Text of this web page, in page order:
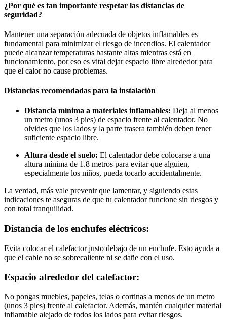
¿Por qué es tan importante respetar las distancias de
seguridad?
Mantener una separación adecuada de objetos inflamables es
fundamental para minimizar el riesgo de incendios. El calentador
puede alcanzar temperaturas bastante altas mientras está en
funcionamiento, por eso es vital dejar espacio libre alrededor para
que el calor no cause problemas.
Distancias recomendadas para la instalación
Distancia mínima a materiales inflamables: Deja al menos
un metro (unos 3 pies) de espacio frente al calentador. No
olvides que los lados y la parte trasera también deben tener
suficiente espacio libre.
Altura desde el suelo: El calentador debe colocarse a una
altura mínima de 1.8 metros para evitar que alguien,
especialmente los niños, pueda tocarlo accidentalmente.
La verdad, más vale prevenir que lamentar, y siguiendo estas
indicaciones te aseguras de que tu calentador funcione sin riesgos y
con total tranquilidad.
Distancia de los enchufes eléctricos:
Evita colocar el calefactor justo debajo de un enchufe. Esto ayuda a
que el cable no se sobrecaliente ni se dañe con el uso.
Espacio alrededor del calefactor:
No pongas muebles, papeles, telas o cortinas a menos de un metro
(unos 3 pies) frente al calefactor. Además, mantén cualquier material
inflamable alejado de todos los lados para evitar riesgos.